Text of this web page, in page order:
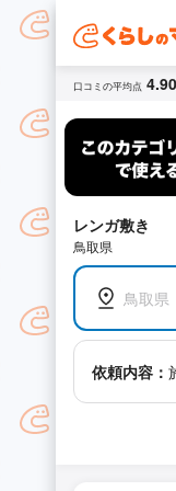
口コミの平均点 4.90
レンガ敷き
鳥取県
鳥取県
依頼内容：